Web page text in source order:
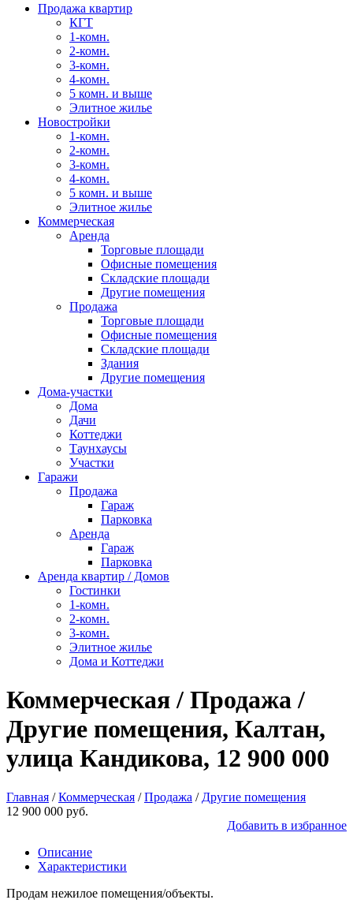
Продажа квартир
КГТ
1-комн.
2-комн.
3-комн.
4-комн.
5 комн. и выше
Элитное жилье
Новостройки
1-комн.
2-комн.
3-комн.
4-комн.
5 комн. и выше
Элитное жилье
Коммерческая
Аренда
Торговые площади
Офисные помещения
Складские площади
Другие помещения
Продажа
Торговые площади
Офисные помещения
Складские площади
Здания
Другие помещения
Дома-участки
Дома
Дачи
Коттеджи
Таунхаусы
Участки
Гаражи
Продажа
Гараж
Парковка
Аренда
Гараж
Парковка
Аренда квартир / Домов
Гостинки
1-комн.
2-комн.
3-комн.
Элитное жилье
Дома и Коттеджи
Коммерческая / Продажа /
Другие помещения, Калтан,
улица Кандикова, 12 900 000
Главная /Коммерческая /Продажа / Другие помещения
12 900 000 руб.
Добавить в избранное
Описание
Характеристики
Продам нежилое помещения/объекты.